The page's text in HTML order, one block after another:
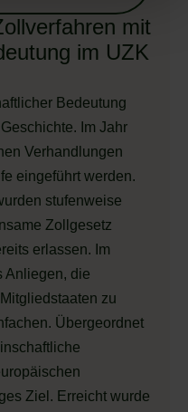
mit
im UZK
Bedeutung
Im Jahr
Verhandlungen
eingeführt werden.
stufenweise
Zollgesetz
erlassen. Im
Anliegen, die
zu
Übergeordnet
Ziel. Erreicht wurde